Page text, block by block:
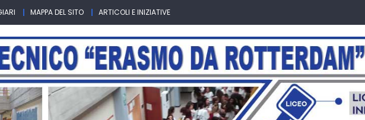
MAPPA DEL SITO ARTICOLI E INIZIATIVE